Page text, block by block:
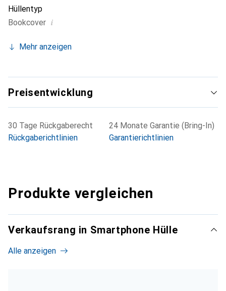
Hüllentyp
Bookcover i
Mehr anzeigen
Preisentwicklung
30 Tage Rückgaberecht
Rückgaberichtlinien
24 Monate Garantie (Bring-In)
Garantierichtlinien
Produkte vergleichen
Verkaufsrang in Smartphone Hülle
Alle anzeigen